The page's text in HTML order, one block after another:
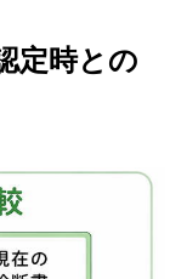
定時との